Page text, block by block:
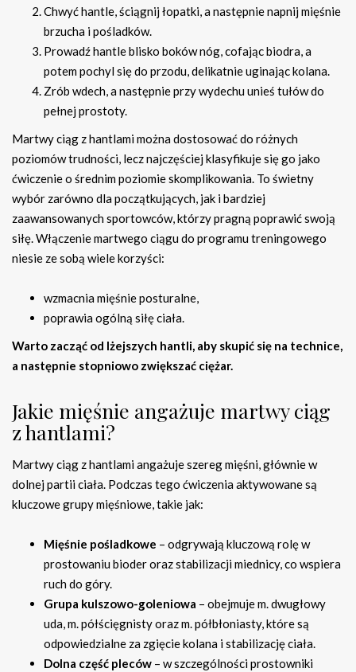
Chwyć hantle, ściągnij łopatki, a następnie napnij mięśnie
brzucha i pośladków.
Prowadź hantle blisko boków nóg, cofając biodra, a
potem pochyl się do przodu, delikatnie uginając kolana.
Zrób wdech, a następnie przy wydechu unieś tułów do
pełnej prostoty.
Martwy ciąg z hantlami można dostosować do różnych
poziomów trudności, lecz najczęściej klasyfikuje się go jako
ćwiczenie o średnim poziomie skomplikowania. To świetny
wybór zarówno dla początkujących, jak i bardziej
zaawansowanych sportowców, którzy pragną poprawić swoją
siłę. Włączenie martwego ciągu do programu treningowego
niesie ze sobą wiele korzyści:
wzmacnia mięśnie posturalne,
poprawia ogólną siłę ciała.
Warto zacząć od lżejszych hantli, aby skupić się na technice,
a następnie stopniowo zwiększać ciężar.
Jakie mięśnie angażuje martwy ciąg
z hantlami?
Martwy ciąg z hantlami angażuje szereg mięśni, głównie w
dolnej partii ciała. Podczas tego ćwiczenia aktywowane są
kluczowe grupy mięśniowe, takie jak:
Mięśnie pośladkowe – odgrywają kluczową rolę w
prostowaniu bioder oraz stabilizacji miednicy, co wspiera
ruch do góry.
Grupa kulszowo-goleniowa – obejmuje m. dwugłowy
uda, m. półścięgnisty oraz m. półbłoniasty, które są
odpowiedzialne za zgięcie kolana i stabilizację ciała.
Dolna część pleców – w szczególności prostowniki